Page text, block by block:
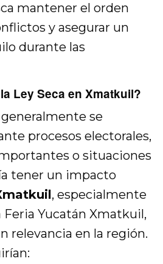
mantener el orden
y asegurar un
durante las
Ley Seca en Xmatkuil?
generalmente se
procesos electorales,
o situaciones
tener un impacto
, especialmente
Yucatán Xmatkuil,
relevancia en la región.